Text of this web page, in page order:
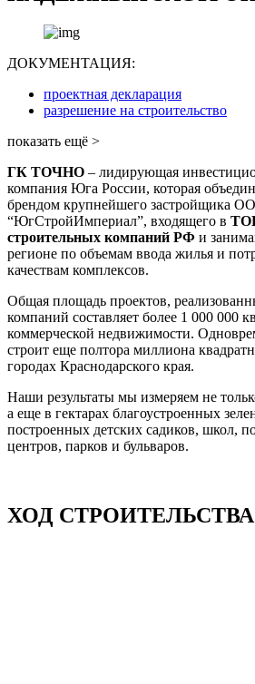
ДОКУМЕНТАЦИЯ:
проектная декларация
разрешение на строительство
показать ещё >
ГК ТОЧНО – лидирующая
компания Юга России, которая
брендом крупнейшего застройщика
“ЮгСтройИмпериал”, входящего в
строительных компаний РФ и
регионе по объемам ввода жилья и
качествам комплексов.
Общая площадь проектов,
компаний составляет более 1 000 000
коммерческой недвижимости.
строит еще полтора миллиона
городах Краснодарского края.
Наши результаты мы измеряем не
а еще в гектарах благоустроенных
построенных детских садиков, школ,
центров, парков и бульваров.
ХОД СТРОИТЕЛЬСТВА